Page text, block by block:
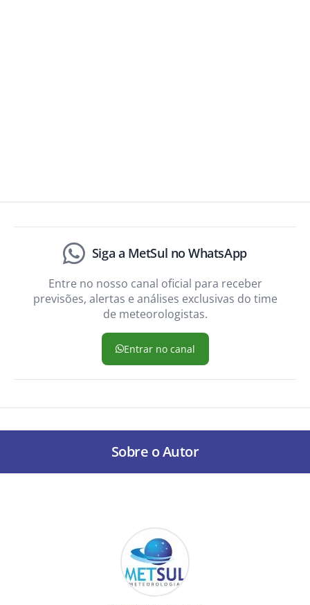
Siga a MetSul no WhatsApp
Entre no nosso canal oficial para receber
previsões, alertas e análises exclusivas do time
de meteorologistas.
Entrar no canal
Sobre o Autor